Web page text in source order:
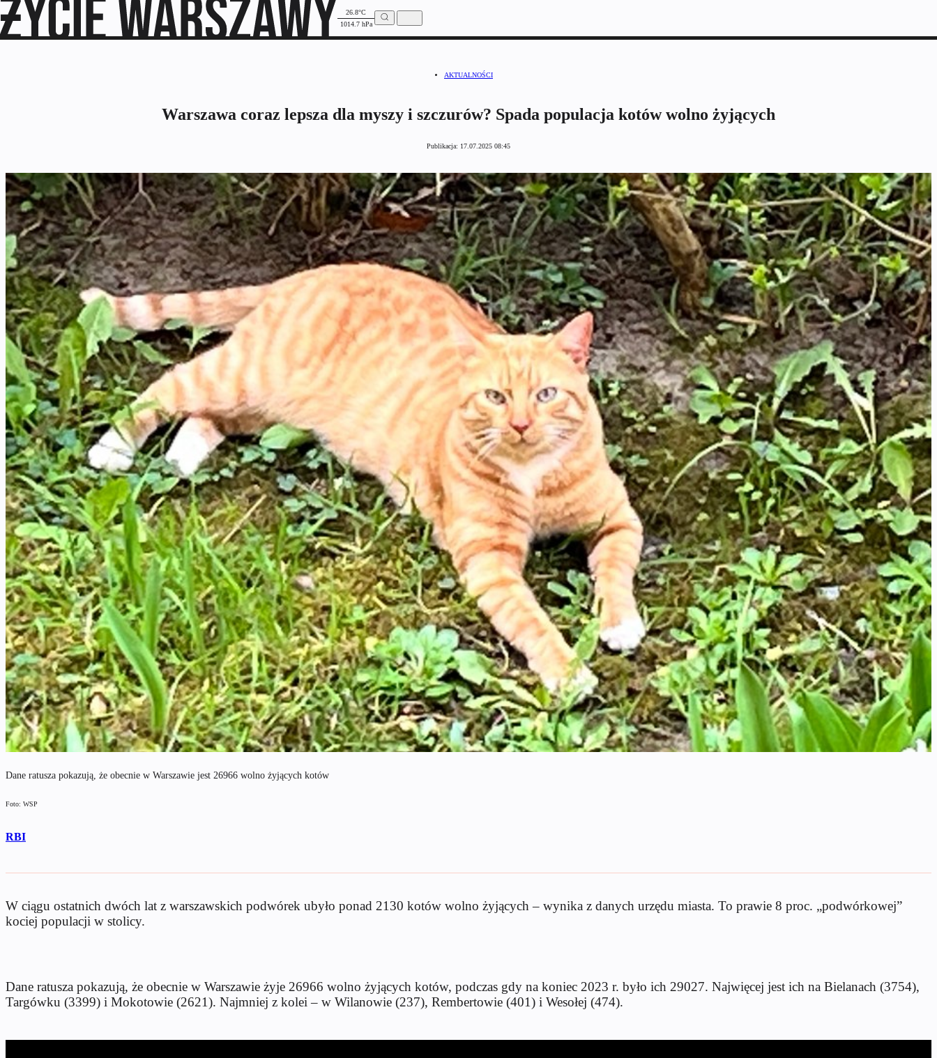
26.8°C
1014.7 hPa
AKTUALNOŚCI
Warszawa coraz lepsza dla myszy i szczurów? Spada populacja kotów wolno żyjących
Publikacja: 17.07.2025 08:45
Dane ratusza pokazują, że obecnie w Warszawie jest 26966 wolno żyjących kotów
Foto: WSP
RBI
W ciągu ostatnich dwóch lat z warszawskich podwórek ubyło ponad 2130 kotów wolno żyjących – wynika z danych urzędu miasta. To prawie 8 proc. „podwórkowej”
kociej populacji w stolicy.
Dane ratusza pokazują, że obecnie w Warszawie żyje 26966 wolno żyjących kotów, podczas gdy na koniec 2023 r. było ich 29027. Najwięcej jest ich na Bielanach (3754),
Targówku (3399) i Mokotowie (2621). Najmniej z kolei – w Wilanowie (237), Rembertowie (401) i Wesołej (474).